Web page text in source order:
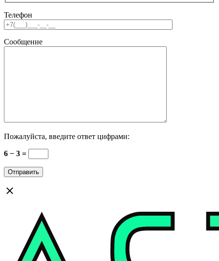
Телефон
Сообщение
Пожалуйста, введите ответ цифрами:
6 − 3 =